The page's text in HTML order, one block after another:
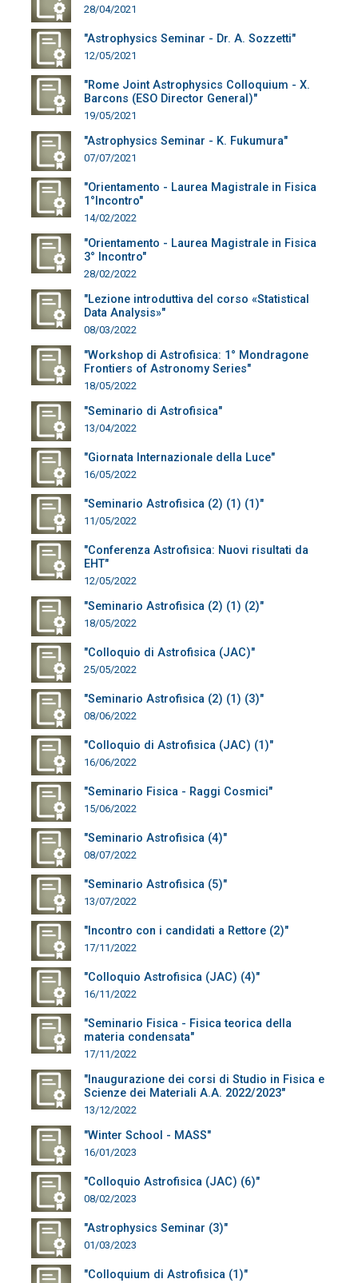
28/04/2021
"Astrophysics Seminar - Dr. A. Sozzetti"
12/05/2021
"Rome Joint Astrophysics Colloquium - X.
Barcons (ESO Director General)"
19/05/2021
"Astrophysics Seminar - K. Fukumura"
07/07/2021
"Orientamento - Laurea Magistrale in Fisica
1°Incontro"
14/02/2022
"Orientamento - Laurea Magistrale in Fisica
3° Incontro"
28/02/2022
"Lezione introduttiva del corso «Statistical
Data Analysis»"
08/03/2022
"Workshop di Astrofisica: 1° Mondragone
Frontiers of Astronomy Series"
18/05/2022
"Seminario di Astrofisica"
13/04/2022
"Giornata Internazionale della Luce"
16/05/2022
"Seminario Astrofisica (2) (1) (1)"
11/05/2022
"Conferenza Astrofisica: Nuovi risultati da
EHT"
12/05/2022
"Seminario Astrofisica (2) (1) (2)"
18/05/2022
"Colloquio di Astrofisica (JAC)"
25/05/2022
"Seminario Astrofisica (2) (1) (3)"
08/06/2022
"Colloquio di Astrofisica (JAC) (1)"
16/06/2022
"Seminario Fisica - Raggi Cosmici"
15/06/2022
"Seminario Astrofisica (4)"
08/07/2022
"Seminario Astrofisica (5)"
13/07/2022
"Incontro con i candidati a Rettore (2)"
17/11/2022
"Colloquio Astrofisica (JAC) (4)"
16/11/2022
"Seminario Fisica - Fisica teorica della
materia condensata"
17/11/2022
"Inaugurazione dei corsi di Studio in Fisica e
Scienze dei Materiali A.A. 2022/2023"
13/12/2022
"Winter School - MASS"
16/01/2023
"Colloquio Astrofisica (JAC) (6)"
08/02/2023
"Astrophysics Seminar (3)"
01/03/2023
"Colloquium di Astrofisica (1)"